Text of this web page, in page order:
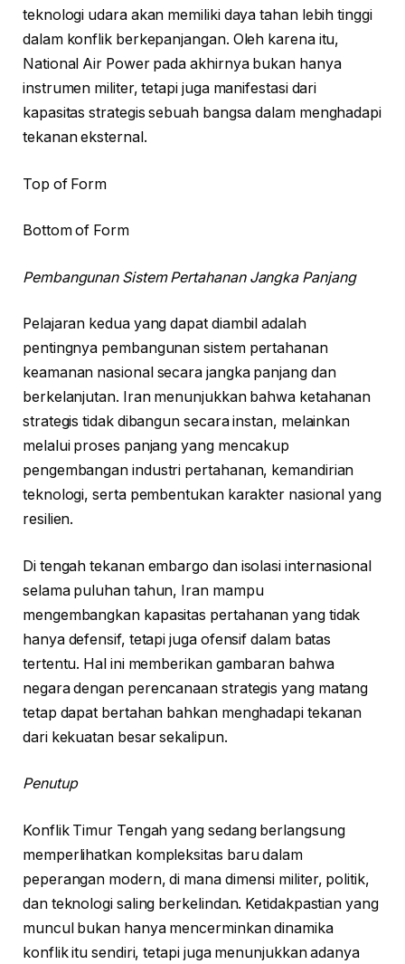
teknologi udara akan memiliki daya tahan lebih tinggi
dalam konflik berkepanjangan. Oleh karena itu,
National Air Power pada akhirnya bukan hanya
instrumen militer, tetapi juga manifestasi dari
kapasitas strategis sebuah bangsa dalam menghadapi
tekanan eksternal.
Top of Form
Bottom of Form
Pembangunan Sistem Pertahanan Jangka Panjang
Pelajaran kedua yang dapat diambil adalah
pentingnya pembangunan sistem pertahanan
keamanan nasional secara jangka panjang dan
berkelanjutan. Iran menunjukkan bahwa ketahanan
strategis tidak dibangun secara instan, melainkan
melalui proses panjang yang mencakup
pengembangan industri pertahanan, kemandirian
teknologi, serta pembentukan karakter nasional yang
resilien.
Di tengah tekanan embargo dan isolasi internasional
selama puluhan tahun, Iran mampu
mengembangkan kapasitas pertahanan yang tidak
hanya defensif, tetapi juga ofensif dalam batas
tertentu. Hal ini memberikan gambaran bahwa
negara dengan perencanaan strategis yang matang
tetap dapat bertahan bahkan menghadapi tekanan
dari kekuatan besar sekalipun.
Penutup
Konflik Timur Tengah yang sedang berlangsung
memperlihatkan kompleksitas baru dalam
peperangan modern, di mana dimensi militer, politik,
dan teknologi saling berkelindan. Ketidakpastian yang
muncul bukan hanya mencerminkan dinamika
konflik itu sendiri, tetapi juga menunjukkan adanya